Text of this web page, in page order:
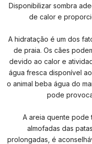
Disponibilizar sombra
de calor e
A hidratação é um dos
de praia. Os cães
devido ao calor e
água fresca disponível
o animal beba água do
pode
A areia quente pode
almofadas das
prolongadas, é